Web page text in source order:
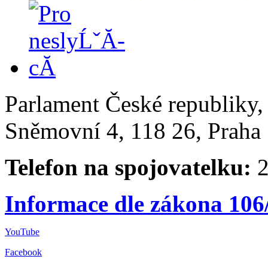
Parlament České
Sněmovní 4, 118 26,
Telefon na spojovatelku:
Informace dle zákona
YouTube
Facebook